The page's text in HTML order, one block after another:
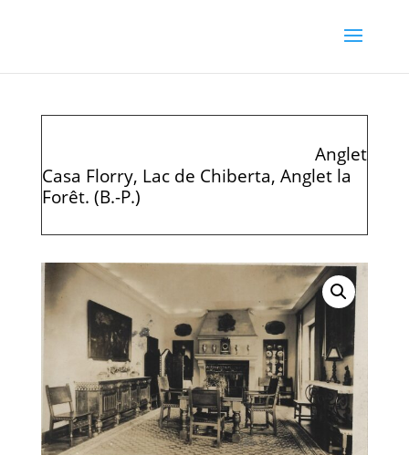
Anglet
Casa Florry, Lac de Chiberta, Anglet la
Forêt. (B.-P.)